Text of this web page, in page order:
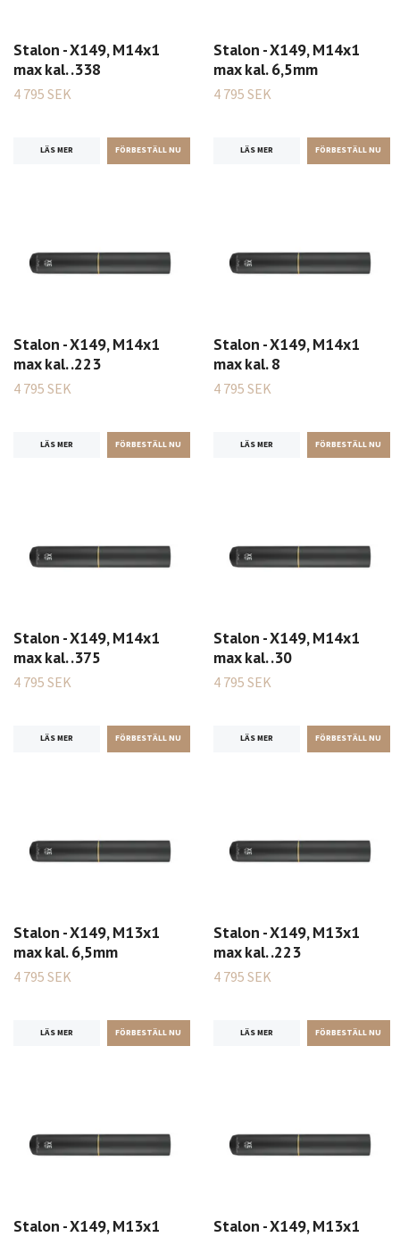
Stalon - X149, M14x1
max kal. .338
4 795 SEK
LÄS MER
Stalon - X149, M14x1
max kal. 6,5mm
4 795 SEK
LÄS MER
Stalon - X149, M14x1
max kal. .223
4 795 SEK
LÄS MER
Stalon - X149, M14x1
max kal. 8
4 795 SEK
LÄS MER
Stalon - X149, M14x1
max kal. .375
4 795 SEK
LÄS MER
Stalon - X149, M14x1
max kal. .30
4 795 SEK
LÄS MER
Stalon - X149, M13x1
max kal. 6,5mm
4 795 SEK
LÄS MER
Stalon - X149, M13x1
max kal. .223
4 795 SEK
LÄS MER
Stalon - X149, M13x1
Stalon - X149, M13x1